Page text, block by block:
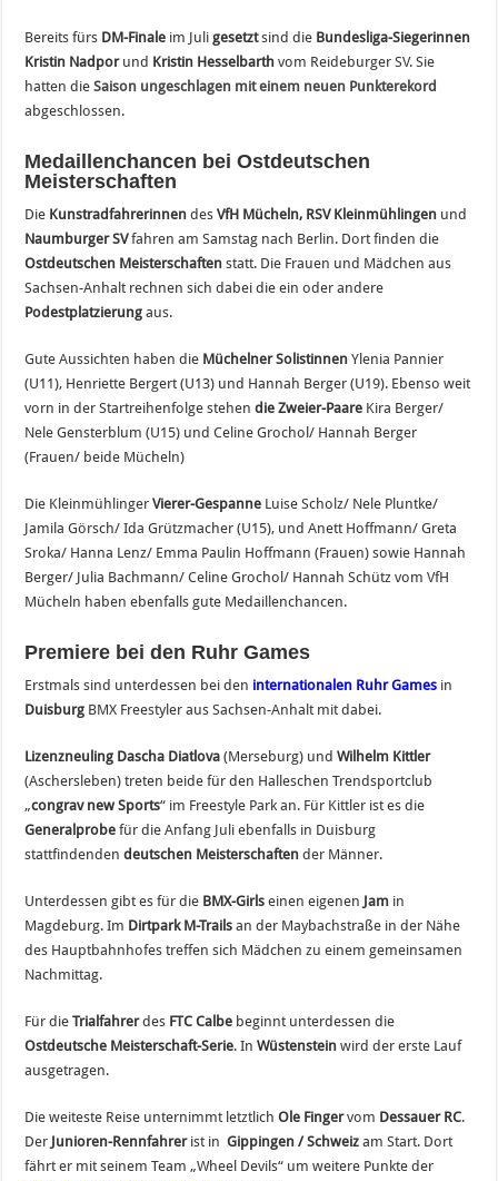
Bereits fürs DM-Finale im Juligesetztsind die Bundesliga-Siegerinnen
Kristin Nadporund Kristin Hesselbarth vom Reideburger SV. Sie
hatten dieSaison ungeschlagen mit einem neuen Punkterekord
abgeschlossen.
Medaillenchancen bei Ostdeutschen
Meisterschaften
Die Kunstradfahrerinnen desVfH Mücheln, RSV Kleinmühlingen und
Naumburger SVfahren am Samstag nach Berlin. Dort finden die
Ostdeutschen Meisterschaften statt. Die Frauen und Mädchen aus
Sachsen-Anhalt rechnen sich dabei die ein oder andere
Podestplatzierung aus.
Gute Aussichten haben die Müchelner SolistinnenYlenia Pannier
(U11), Henriette Bergert (U13) und Hannah Berger (U19). Ebenso weit
vorn in der Startreihenfolge stehendie Zweier-Paare Kira Berger/
Nele Gensterblum (U15) und Celine Grochol/ Hannah Berger
(Frauen/ beide Mücheln)
Die Kleinmühlinger Vierer-Gespanne Luise Scholz/ Nele Pluntke/
Jamila Görsch/ Ida Grützmacher (U15), und Anett Hoffmann/ Greta
Sroka/ Hanna Lenz/ Emma Paulin Hoffmann (Frauen) sowie Hannah
Berger/ Julia Bachmann/ Celine Grochol/ Hannah Schütz vom VfH
Mücheln haben ebenfalls gute Medaillenchancen.
Premiere bei den Ruhr Games
Erstmals sind unterdessen bei den internationalen Ruhr Games in
Duisburg BMX Freestyler aus Sachsen-Anhalt mit dabei.
Lizenzneuling Dascha Diatlova (Merseburg) undWilhelm Kittler
(Aschersleben) treten beide für den Halleschen Trendsportclub
„congrav new Sports“ im Freestyle Park an. Für Kittler ist es die
Generalprobe für die Anfang Juli ebenfalls in Duisburg
stattfindendendeutschen Meisterschaften der Männer.
Unterdessen gibt es für die BMX-Girls einen eigenen Jam in
Magdeburg. Im Dirtpark M-Trails an der Maybachstraße in der Nähe
des Hauptbahnhofes treffen sich Mädchen zu einem gemeinsamen
Nachmittag.
Für dieTrialfahrerdes FTC Calbe beginnt unterdessen die
Ostdeutsche Meisterschaft-Serie. InWüstenstein wird der erste Lauf
ausgetragen.
Die weiteste Reise unternimmt letztlichOle Fingervom Dessauer RC.
Der Junioren-Rennfahrerist inGippingen / Schweiz am Start. Dort
fährt er mit seinem Team „Wheel Devils“ um weitere Punkte der